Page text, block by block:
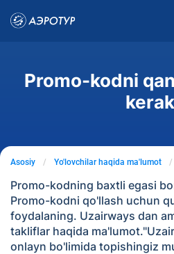
Promo-kodni
Asosiy Yo'lovchilar haqida ma'lumot
Promo-kodning baxtli egasi
Promo-kodni qo'llash uchun
foydalaning. Uzairways dan
takliflar haqida
onlayn bo'limida topishingiz